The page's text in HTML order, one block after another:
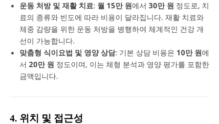
운동 처방 및 재활 치료: 월 15만 원에서 30만 원 정도로, 치
료의 종류와 빈도에 따라 비용이 달라집니다. 재활 치료와
체중 감량을 위한 운동 처방을 병행하여 체계적인 건강 개
선이 가능합니다.
맞춤형 식이요법 및 영양 상담: 기본 상담 비용은 10만 원에
서 20만 원 정도이며, 이는 체형 분석과 영양 평가를 포함한
금액입니다.
4. 위치 및 접근성